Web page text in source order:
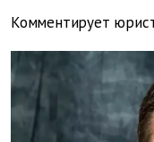
Комментирует